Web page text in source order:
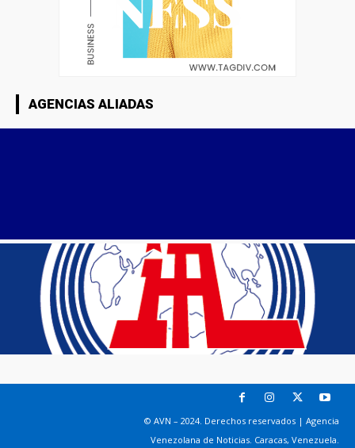
AGENCIAS ALIADAS
© AVN – 2024. Derechos reservados | Agencia
Venezolana de Noticias. Caracas, Venezuela.